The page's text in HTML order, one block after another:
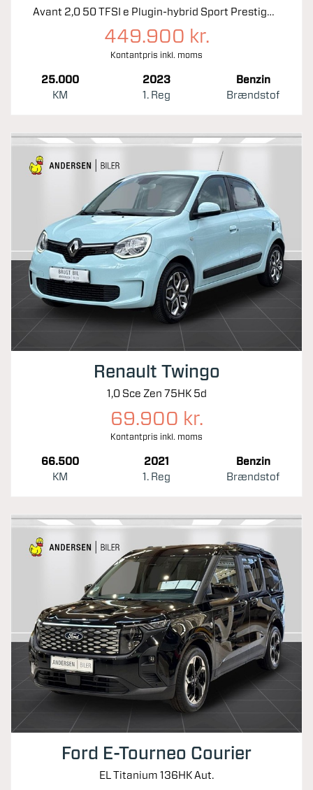
Avant 2,0 50 TFSI e Plugin-hybrid Sport Prestige Quattro S Tron 299HK Stc 7g Aut.
449.900 kr.
Kontantpris inkl. moms
25.000
KM
2023
1. Reg
Benzin
Brændstof
Renault Twingo
1,0 Sce Zen 75HK 5d
69.900 kr.
Kontantpris inkl. moms
66.500
KM
2021
1. Reg
Benzin
Brændstof
Ford E-Tourneo Courier
EL Titanium 136HK Aut.